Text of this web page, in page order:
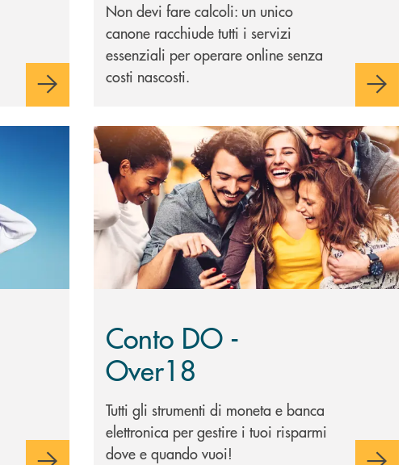
Non devi fare calcoli: un unico
canone racchiude tutti i servizi
essenziali per operare online senza
costi nascosti.
Scopri di più Conto DO - Over18
Conto DO -
Over18
Tutti gli strumenti di moneta e banca
elettronica per gestire i tuoi risparmi
dove e quando vuoi!